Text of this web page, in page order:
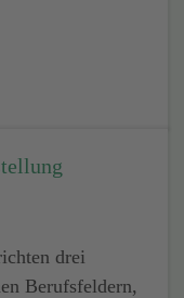
drei
Berufsfeldern,